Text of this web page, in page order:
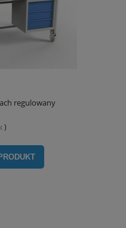
regulowany
)